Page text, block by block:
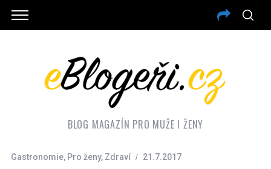
BLOG MAGAZÍN PRO MUŽE I ŽENY
Gastronomie, Pro ženy, Zdraví 21.7.2017